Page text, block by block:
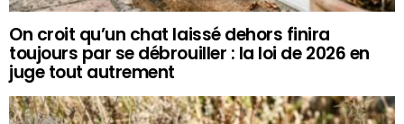
On croit qu’un chat laissé dehors finira
toujours par se débrouiller : la loi de 2026 en
juge tout autrement